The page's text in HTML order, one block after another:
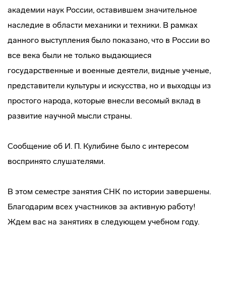
академии наук России, оставившем значительное
наследие в области механики и техники. В рамках
данного выступления было показано, что в России во
все века были не только выдающиеся
государственные и военные деятели, видные ученые,
представители культуры и искусства, но и выходцы из
простого народа, которые внесли весомый вклад в
развитие научной мысли страны.
Сообщение об И. П. Кулибине было с интересом
воспринято слушателями.
В этом семестре занятия СНК по истории завершены.
Благодарим всех участников за активную работу!
Ждем вас на занятиях в следующем учебном году.